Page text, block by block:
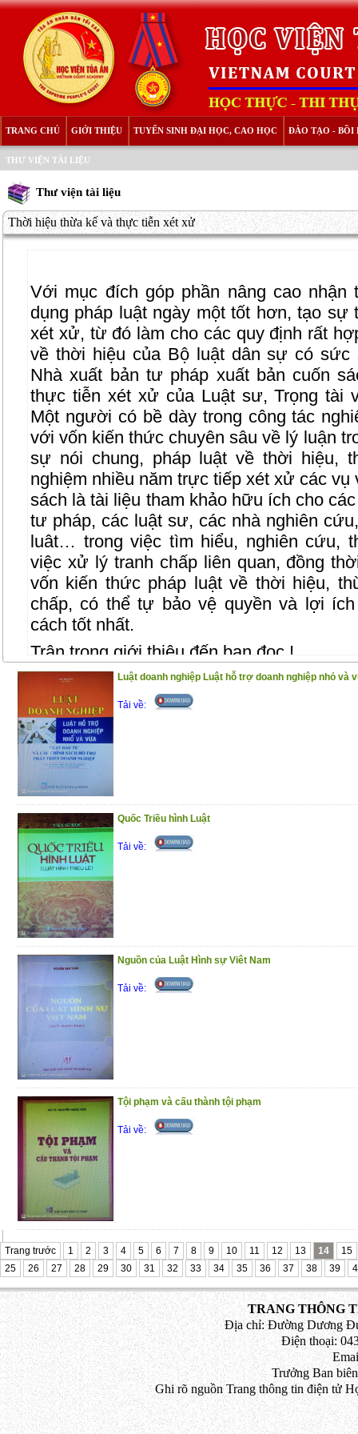
TRANG CHỦ GIỚI THIỆU TUYỂN SINH ĐẠI HỌC, CAO HỌC ĐÀO TẠO - BỒI
THƯ VIỆN TÀI LIỆU
Thư viện tài liệu
Thời hiệu thừa kế và thực tiễn xét xử
Với mục đích góp phần nâng cao
dụng pháp luật ngày một tốt hơn, tạo sự
xét xử, từ đó làm cho các quy định rất
về thời hiệu của Bộ luật dân sự có sức
Nhà xuất bản tư pháp xuất bản cuốn
thực tiễn xét xử của Luật sư, Trọng tài
Một người có bề dày trong công tác
với vốn kiến thức chuyên sâu về lý luận
sự nói chung, pháp luật về thời hiệu,
nghiệm nhiều năm trực tiếp xét xử các
sách là tài liệu tham khảo hữu ích cho
tư pháp, các luật sư, các nhà nghiên
luât… trong việc tìm hiểu, nghiên cứu,
việc xử lý tranh chấp liên quan, đồng
vốn kiến thức pháp luật về thời hiệu,
chấp, có thể tự bảo vệ quyền và lợi
cách tốt nhất.
Trân trọng giới thiệu đến bạn đọc !
(25/12/2020)Luật doanh nghiệp Luật hỗ trợ doanh nghiệp nhỏ và
Tải về:
Quốc Triều hình Luật
Tải về:
Nguồn của Luật Hình sự Viêt Nam
Tải về:
Tội phạm và cấu thành tội phạm
Tải về:
Trang trước 1 2 3 4 5 6 7 8 9 10 11 12 13 14
15
25
26 27 28 29 30 31 32 33 34 35 36 37 38 39
TRANG THÔNG
Địa chỉ: Đường Dương
Điện thoại:
Trưởng Ban
Ghi rõ nguồn Trang thông tin điện tử